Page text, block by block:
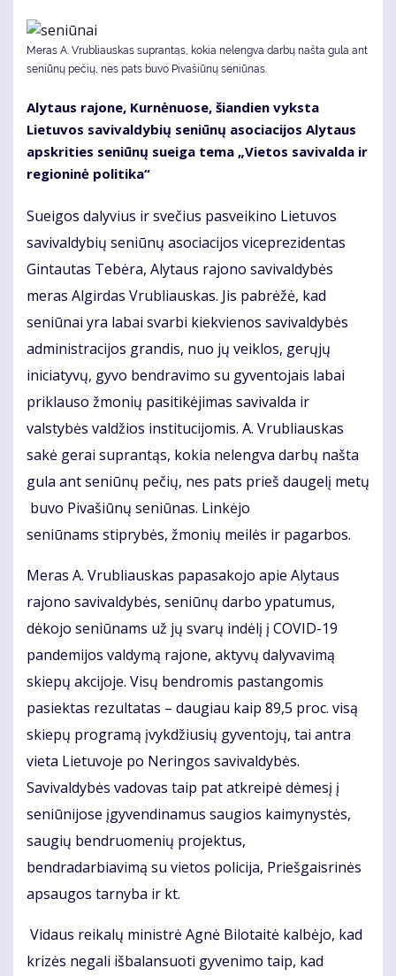
Meras A. Vrubliauskas suprantąs, kokia nelengva darbų našta gula ant
seniūnų pečių, nes pats buvo Pivašiūnų seniūnas.
Alytaus rajone, Kurnėnuose, šiandien vyksta
Lietuvos savivaldybių seniūnų asociacijos Alytaus
apskrities seniūnų sueiga tema „Vietos savivalda ir
regioninė politika“
Sueigos dalyvius ir svečius pasveikino Lietuvos
savivaldybių seniūnų asociacijos viceprezidentas
Gintautas Tebėra, Alytaus rajono savivaldybės
meras Algirdas Vrubliauskas. Jis pabrėžė, kad
seniūnai yra labai svarbi kiekvienos savivaldybės
administracijos grandis, nuo jų veiklos, gerųjų
iniciatyvų, gyvo bendravimo su gyventojais labai
priklauso žmonių pasitikėjimas savivalda ir
valstybės valdžios institucijomis. A. Vrubliauskas
sakė gerai suprantąs, kokia nelengva darbų našta
gula ant seniūnų pečių, nes pats prieš daugelį metų
buvo Pivašiūnų seniūnas. Linkėjo
seniūnams stiprybės, žmonių meilės ir pagarbos.
Meras A. Vrubliauskas papasakojo apie Alytaus
rajono savivaldybės, seniūnų darbo ypatumus,
dėkojo seniūnams už jų svarų indėlį į COVID-19
pandemijos valdymą rajone, aktyvų dalyvavimą
skiepų akcijoje. Visų bendromis pastangomis
pasiektas rezultatas – daugiau kaip 89,5 proc. visą
skiepų programą įvykdžiusių gyventojų, tai antra
vieta Lietuvoje po Neringos savivaldybės.
Savivaldybės vadovas taip pat atkreipė dėmesį į
seniūnijose įgyvendinamus saugios kaimynystės,
saugių bendruomenių projektus,
bendradarbiavimą su vietos policija, Priešgaisrinės
apsaugos tarnyba ir kt.
Vidaus reikalų ministrė Agnė Bilotaitė kalbėjo, kad
krizės negali išbalansuoti gyvenimo taip, kad